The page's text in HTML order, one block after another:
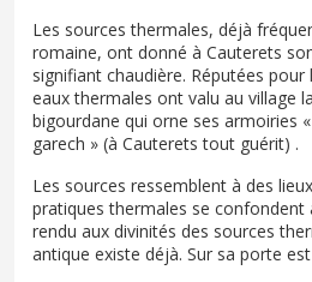
Les sources thermales, déjà
romaine, ont donné à Cauterets
signifiant chaudière. Réputées
eaux thermales ont valu au village
bigourdane qui orne ses armoiries
garech » (à Cauterets tout guérit) .
Les sources ressemblent à des
pratiques thermales se confondent
rendu aux divinités des sources
antique existe déjà. Sur sa porte